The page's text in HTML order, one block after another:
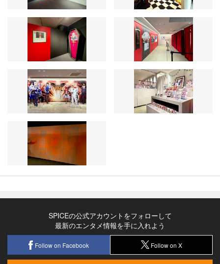
SPICEの公式アカウントをフォローして
最新のエンタメ情報を手に入れよう
Follow on Facebook Follow on X